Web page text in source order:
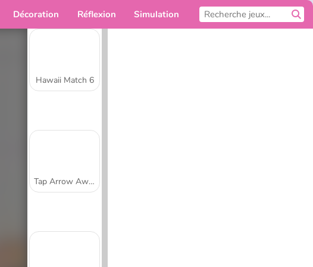
Décoration Réflexion Simulation
Hawaii Match 6
Tap Arrow Away